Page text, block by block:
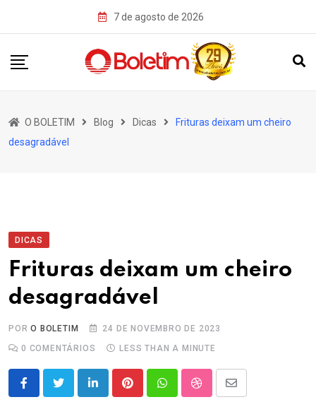
7 de agosto de 2026
O BOLETIM Blog Dicas
Frituras deixam um cheiro
desagradável
DICAS
Frituras deixam um cheiro
desagradável
PORO BOLETIM
24 DE NOVEMBRO DE 2023
0 COMENTÁRIOS LESS THAN A MINUTE
LinkedInPinterestWhatsappStumbleUpon
Share